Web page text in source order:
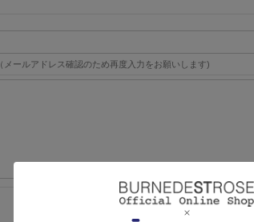
（メールアドレス確認のため再度入力をお願いします)